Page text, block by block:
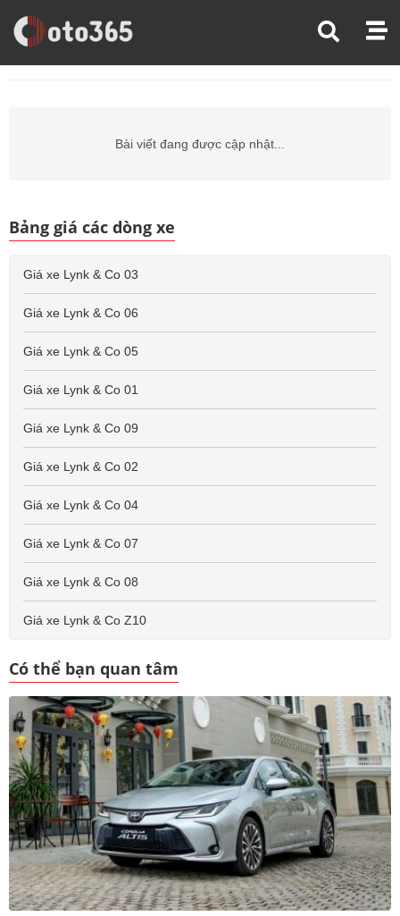
Trang Chủ Giá Xe Ô Tô
Giá Xe Ô Tô Lynk & Co
Bài viết đang được cập nhật...
Bảng giá các dòng xe
Giá xe Lynk & Co 03
Giá xe Lynk & Co 06
Giá xe Lynk & Co 05
Giá xe Lynk & Co 01
Giá xe Lynk & Co 09
Giá xe Lynk & Co 02
Giá xe Lynk & Co 04
Giá xe Lynk & Co 07
Giá xe Lynk & Co 08
Giá xe Lynk & Co Z10
Có thể bạn quan tâm